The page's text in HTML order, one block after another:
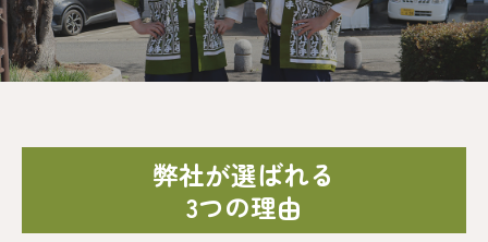
弊社が選ばれる
3つの理由